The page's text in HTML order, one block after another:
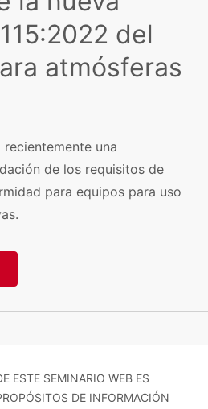
del
atmósferas
recientemente una
de los requisitos de
para equipos para uso
ESTE SEMINARIO WEB ES
DE INFORMACIÓN